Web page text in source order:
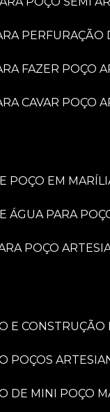
FAZER POÇO
CAVAR POÇO
POÇO EM
ÁGUA PARA
POÇO
E
POÇOS
DE MINI POÇO